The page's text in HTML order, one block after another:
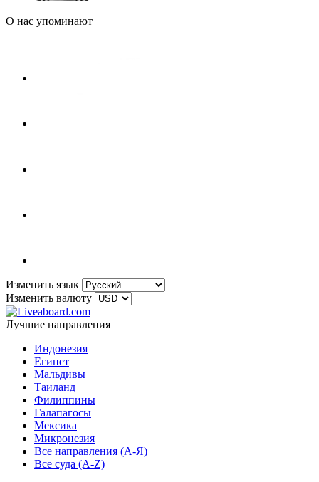
О нас упоминают
Изменить язык
Изменить валюту
Лучшие направления
Индонезия
Египет
Мальдивы
Таиланд
Филиппины
Галапагосы
Мексика
Микронезия
Все направления (A-Я)
Все суда (A-Z)